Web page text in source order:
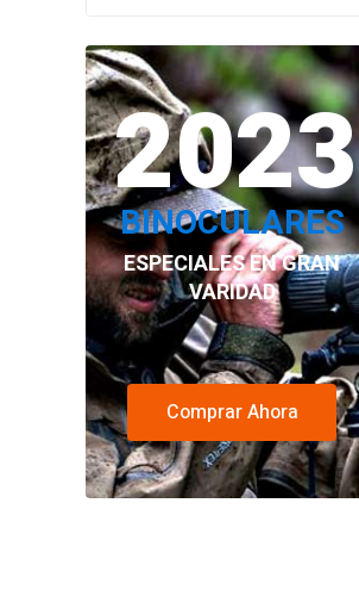
original
era:
$228.000.
actual
es:
2023
BINOCULARES
ESPECIALES EN GRAN
VARIDAD
Comprar Ahora